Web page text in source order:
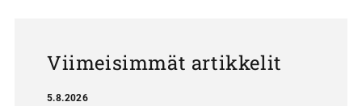
Viimeisimmät artikkelit
5.8.2026